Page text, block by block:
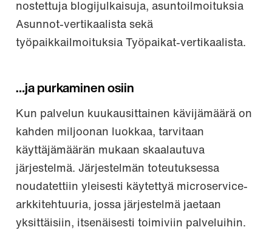
nostettuja blogijulkaisuja, asuntoilmoituksia
Asunnot-vertikaalista sekä
työpaikkailmoituksia Työpaikat-vertikaalista.
…ja purkaminen osiin
Kun palvelun kuukausittainen kävijämäärä on
kahden miljoonan luokkaa, tarvitaan
käyttäjämäärän mukaan skaalautuva
järjestelmä. Järjestelmän toteutuksessa
noudatettiin yleisesti käytettyä microservice-
arkkitehtuuria, jossa järjestelmä jaetaan
yksittäisiin, itsenäisesti toimiviin palveluihin.